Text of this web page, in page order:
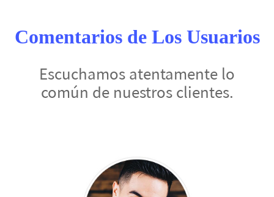
Comentarios de Los Usuarios
Escuchamos atentamente lo
común de nuestros clientes.